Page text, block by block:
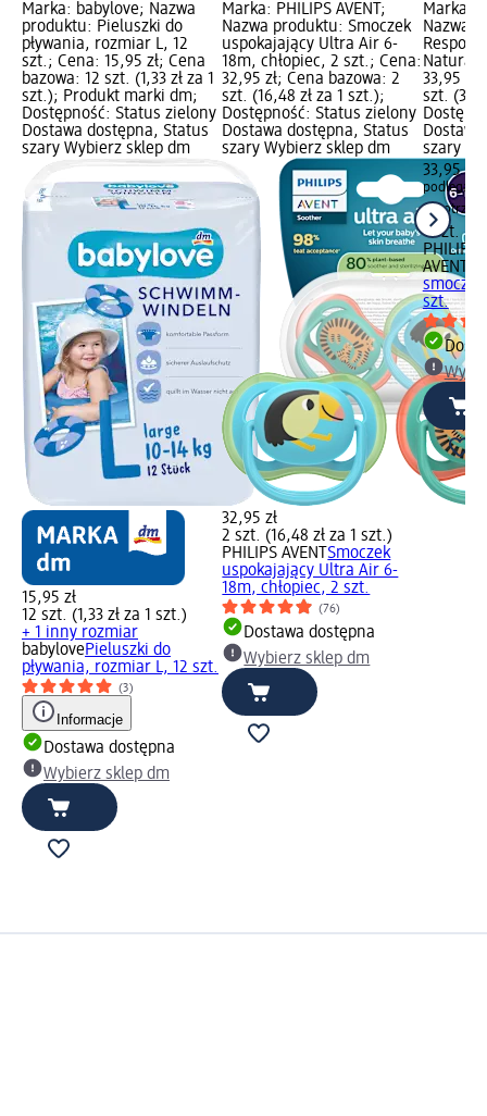
Marka: babylove; Nazwa
produktu: Pieluszki do
pływania, rozmiar L, 12
szt.; Cena: 15,95 zł; Cena
bazowa: 12 szt. (1,33 zł za 1
szt.); Produkt marki dm;
Dostępność: Status zielony
Dostawa dostępna, Status
szary Wybierz sklep dm
15,95 zł
12 szt. (1,33 zł za 1 szt.)
+ 1 inny rozmiar
babylovePieluszki do
pływania, rozmiar L, 12 szt.
(3)
Informacje
Dostawa dostępna
Wybierz sklep dm
Marka: PHILIPS AVENT;
Nazwa produktu: Smoczek
uspokajający Ultra Air 6-
18m, chłopiec, 2 szt.; Cena:
32,95 zł; Cena bazowa: 2
szt. (16,48 zł za 1 szt.);
Dostępność: Status zielony
Dostawa dostępna, Status
szary Wybierz sklep dm
32,95 zł
2 szt. (16,48 zł za 1 szt.)
PHILIPS AVENT Smoczek
uspokajający Ultra Air 6-
18m, chłopiec, 2 szt.
(76)
Dostawa dostępna
Wybierz sklep dm
Marka:
Nazwa
Natural
33,95
szt.
szary
33,95 zł
podlega
nie
1 szt.
PHILIPS
AVENT
szt.